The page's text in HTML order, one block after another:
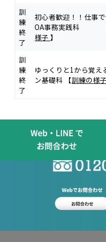
訓
練
終
了
初心者歓迎！！仕事
OA事務実践科
様子】
訓
練
終
了
ゆっくりと1から覚え
ン基礎科 【訓練の様
スタッフ登録